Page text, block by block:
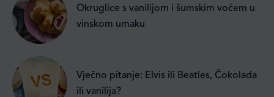
Okruglice s vanilijom i šumskim voćem u
vinskom umaku
Vječno pitanje: Elvis ili Beatles, Čokolada
ili vanilija?